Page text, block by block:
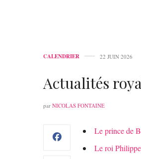
CALENDRIER 22 JUIN 2026
Actualités
par NICOLAS FONTAINE
Le prince de
Le roi